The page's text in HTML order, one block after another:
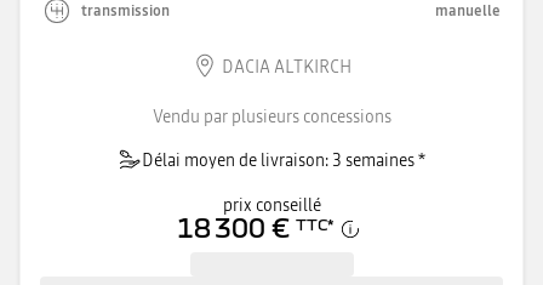
transmission manuelle
DACIA ALTKIRCH
Vendu par plusieurs concessions
Délai moyen de livraison: 3 semaines *
prix conseillé
18 300 € TTC*